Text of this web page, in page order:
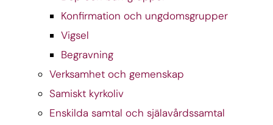
Konfirmation och ungdomsgrupper
Vigsel
Begravning
Verksamhet och gemenskap
Samiskt kyrkoliv
Enskilda samtal och själavårdssamtal